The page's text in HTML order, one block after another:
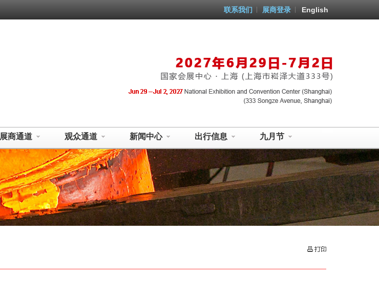
English
展商登录
联系我们
展商通道 观众通道 新闻中心 出行信息 九月节